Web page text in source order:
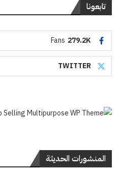
تابعونا
279.2K
Fans
TWITTER
المنشورات الحديثة